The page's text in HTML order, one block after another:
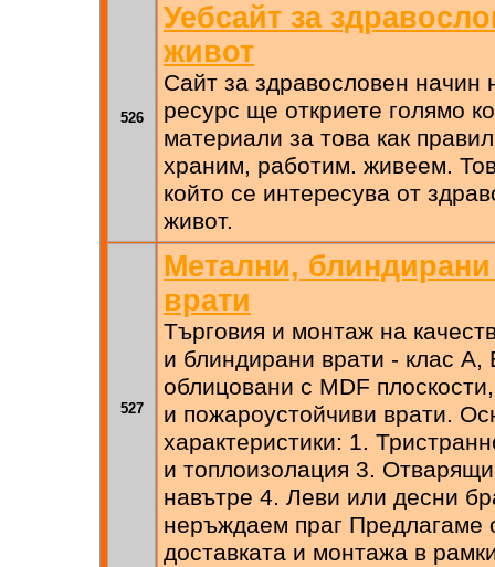
526
Уебсайт за
живот
Сайт за здравословен
ресурс ще откриете голямо
материали за това как
храним, работим. живеем.
който се интересува от
живот.
527
Метални,
врати
Търговия и монтаж на
и блиндирани врати - клас A,
облицовани с MDF
и пожароустойчиви врати.
характеристики: 1.
и топлоизолация 3.
навътре 4. Леви или десни
неръждаем праг Предлагаме
доставката и монтажа в